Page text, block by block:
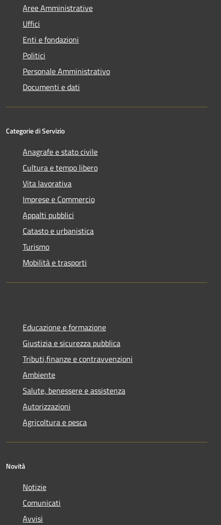
Aree Amministrative
Uffici
Enti e fondazioni
Politici
Personale Amministrativo
Documenti e dati
Categorie di Servizio
Anagrafe e stato civile
Cultura e tempo libero
Vita lavorativa
Imprese e Commercio
Appalti pubblici
Catasto e urbanistica
Turismo
Mobilità e trasporti
Educazione e formazione
Giustizia e sicurezza pubblica
Tributi,finanze e contravvenzioni
Ambiente
Salute, benessere e assistenza
Autorizzazioni
Agricoltura e pesca
Novità
Notizie
Comunicati
Avvisi